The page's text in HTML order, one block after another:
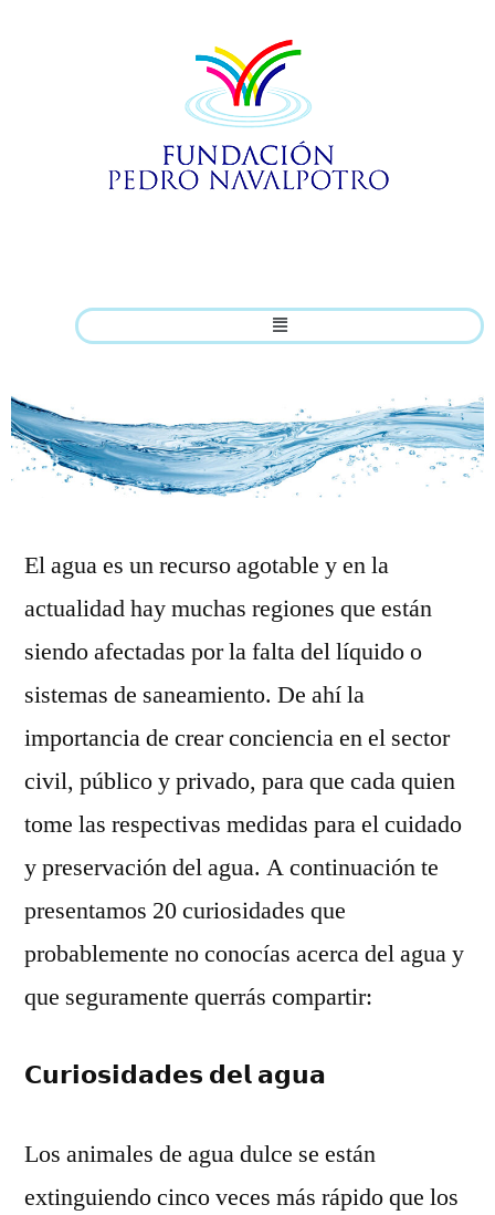
El agua es un recurso agotable y en la
actualidad hay muchas regiones que están
siendo afectadas por la falta del líquido o
sistemas de saneamiento. De ahí la
importancia de crear conciencia en el sector
civil, público y privado, para que cada quien
tome las respectivas medidas para el cuidado
y preservación del agua. A continuación te
presentamos 20 curiosidades que
probablemente no conocías acerca del agua y
que seguramente querrás compartir:
𝗖𝘂𝗿𝗶𝗼𝘀𝗶𝗱𝗮𝗱𝗲𝘀 𝗱𝗲𝗹 𝗮𝗴𝘂𝗮
Los animales de agua dulce se están
extinguiendo cinco veces más rápido que los